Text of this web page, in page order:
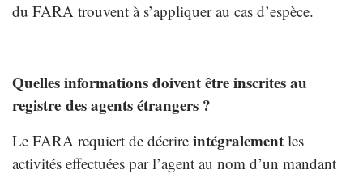
du FARA trouvent à s’appliquer au cas d’espèce.
Quelles informations doivent être inscrites au
registre des agents étrangers ?
Le FARA requiert de décrire intégralement les
activités effectuées par l’agent au nom d’un mandant